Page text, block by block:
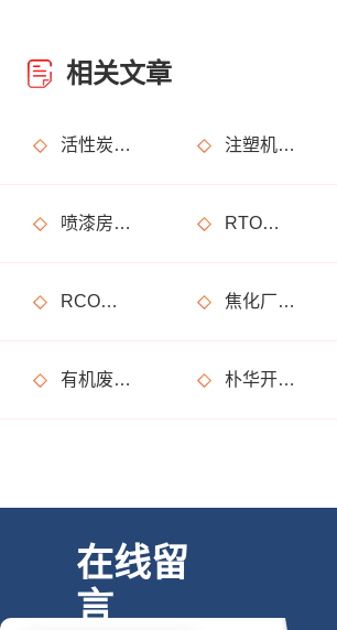
相关文章
活性炭吸附+催化燃烧运行的安全问题及相应措施 注塑机产生的有机废气特点，注塑机有机废气处理工艺
喷漆房废气处理设备选购准则 RTO装置使用注意事项及维护注意事项
RCO活性炭催化燃烧设备处理废气步骤 焦化厂废气处理方案_焦化厂废气处理设备
有机废气处理设备在运行过程中有什么需要特别注意的事情？ 朴华开门红，大半年的跟踪回访终于有了回报，245万大单合同签成
在线留
言